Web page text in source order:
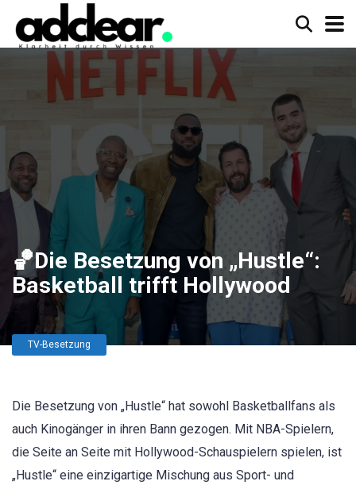
🏀Die Besetzung von „Hustle“:
Basketball trifft Hollywood
TV-Besetzung
Die Besetzung von „Hustle“ hat sowohl Basketballfans als
auch Kinogänger in ihren Bann gezogen. Mit NBA-Spielern,
die Seite an Seite mit Hollywood-Schauspielern spielen, ist
„Hustle“ eine einzigartige Mischung aus Sport- und